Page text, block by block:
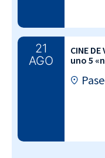
21
AGO
CINE
uno 5